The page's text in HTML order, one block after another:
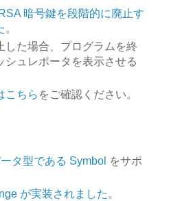
暗号鍵を段階的に廃止す
。
した場合、プログラムを終
シュレポータを表示させる
こちら をご確認ください。
タ型である Symbol をサポ
が実装されました。